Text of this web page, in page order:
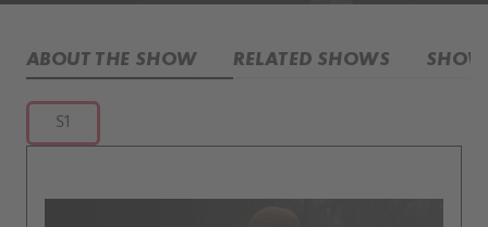
ABOUT THE SHOW RELATED SHOWS
S1